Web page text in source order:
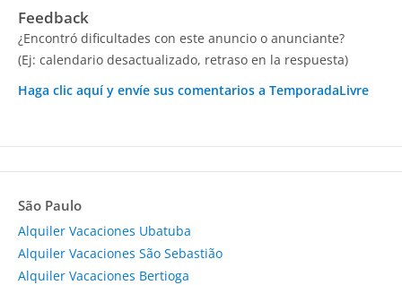
Feedback
¿Encontró dificultades con este anuncio o anunciante?
(Ej: calendario desactualizado, retraso en la respuesta)
Haga clic aquí y envíe sus comentarios a TemporadaLivre
São Paulo
Alquiler Vacaciones Ubatuba
Alquiler Vacaciones São Sebastião
Alquiler Vacaciones Bertioga